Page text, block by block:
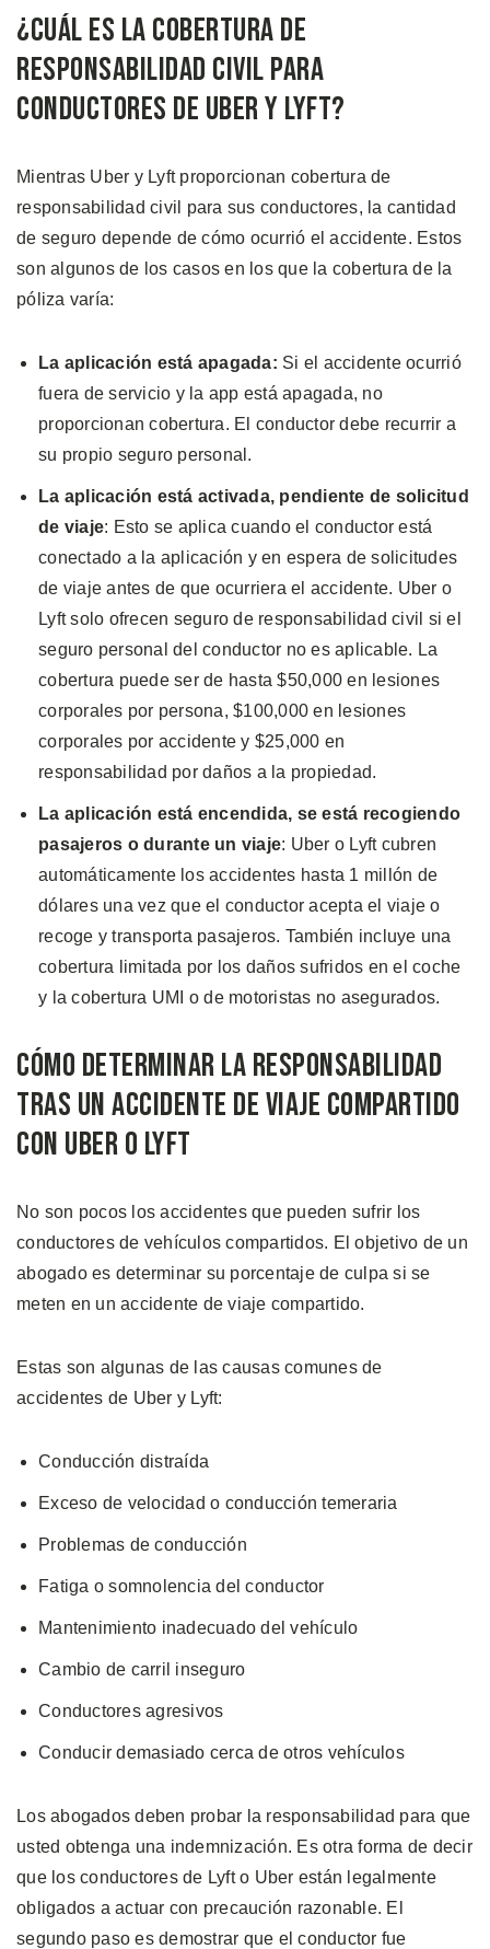
¿Cuál es la Cobertura de
Responsabilidad Civil para
Conductores de Uber y Lyft?
Mientras Uber y Lyft proporcionan cobertura de
responsabilidad civil para sus conductores, la cantidad
de seguro depende de cómo ocurrió el accidente. Estos
son algunos de los casos en los que la cobertura de la
póliza varía:
La aplicación está apagada: Si el accidente ocurrió
fuera de servicio y la app está apagada, no
proporcionan cobertura. El conductor debe recurrir a
su propio seguro personal.
La aplicación está activada, pendiente de solicitud
de viaje: Esto se aplica cuando el conductor está
conectado a la aplicación y en espera de solicitudes
de viaje antes de que ocurriera el accidente. Uber o
Lyft solo ofrecen seguro de responsabilidad civil si el
seguro personal del conductor no es aplicable. La
cobertura puede ser de hasta $50,000 en lesiones
corporales por persona, $100,000 en lesiones
corporales por accidente y $25,000 en
responsabilidad por daños a la propiedad.
La aplicación está encendida, se está recogiendo
pasajeros o durante un viaje: Uber o Lyft cubren
automáticamente los accidentes hasta 1 millón de
dólares una vez que el conductor acepta el viaje o
recoge y transporta pasajeros. También incluye una
cobertura limitada por los daños sufridos en el coche
y la cobertura UMI o de motoristas no asegurados.
Cómo Determinar la Responsabilidad
Tras un Accidente de Viaje Compartido
con Uber o Lyft
No son pocos los accidentes que pueden sufrir los
conductores de vehículos compartidos. El objetivo de un
abogado es determinar su porcentaje de culpa si se
meten en un accidente de viaje compartido.
Estas son algunas de las causas comunes de
accidentes de Uber y Lyft:
Conducción distraída
Exceso de velocidad o conducción temeraria
Problemas de conducción
Fatiga o somnolencia del conductor
Mantenimiento inadecuado del vehículo
Cambio de carril inseguro
Conductores agresivos
Conducir demasiado cerca de otros vehículos
Los abogados deben probar la responsabilidad para que
usted obtenga una indemnización. Es otra forma de decir
que los conductores de Lyft o Uber están legalmente
obligados a actuar con precaución razonable. El
segundo paso es demostrar que el conductor fue